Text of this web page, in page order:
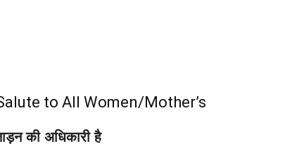
to All Women/Mother’s
की अधिकारी है